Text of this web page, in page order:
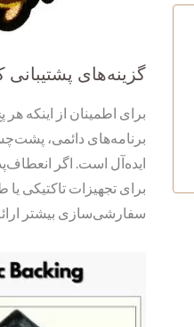
گزینه‌های پشتیبانی
برای اطمینان از اینکه
برنامه‌های دائمی،
ایده‌آل است. اگر
برای تجهیزات تاکتیکی
سفارشی‌سازی بیشتر